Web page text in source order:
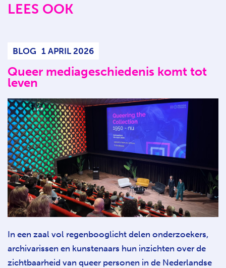
LEES OOK
BLOG 1 APRIL 2026
Queer mediageschiedenis komt tot
leven
In een zaal vol regenbooglicht delen onderzoekers,
archivarissen en kunstenaars hun inzichten over de
zichtbaarheid van queer personen in de Nederlandse